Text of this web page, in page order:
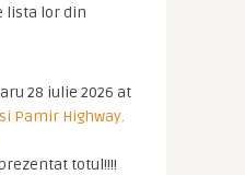
lista lor din
28 iulie 2026 at
Pamir Highway.
totul!!!!